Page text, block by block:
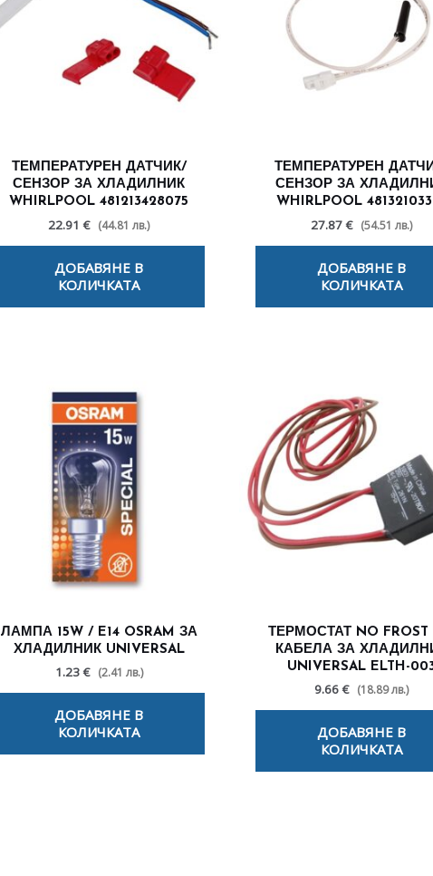
ТЕМПЕРАТУРЕН ДАТЧИК/
СЕНЗОР ЗА ХЛАДИЛНИК
WHIRLPOOL 481213428075
22.91 € (44.81 лв.)
ДОБАВЯНЕ В
КОЛИЧКАТА
ТЕМПЕРАТУРЕН
СЕНЗОР ЗА
WHIRLPOOL
27.87 € (54.51 лв.)
ДОБАВЯНЕ В
КОЛИЧКАТА
ЛАМПА 15W / E14 OSRAM ЗА
ХЛАДИЛНИК UNIVERSAL
1.23 € (2.41 лв.)
ДОБАВЯНЕ В
КОЛИЧКАТА
ТЕРМОСТАТ NO FROST
КАБЕЛА ЗА
UNIVERSAL ELTH-
9.66 € (18.89 лв.)
ДОБАВЯНЕ В
КОЛИЧКАТА